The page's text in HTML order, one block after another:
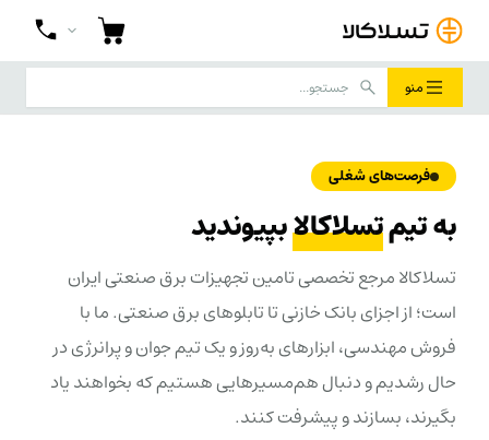
منو
فرصت‌های شغلی
به تیمتسلاکالابپیوندید
تسلاکالا مرجع تخصصی تامین تجهیزات برق صنعتی ایران
است؛ از اجزای بانک خازنی تا تابلوهای برق صنعتی. ما با
فروش مهندسی، ابزارهای به‌روز و یک تیم جوان و پرانرژی در
حال رشدیم و دنبال هم‌مسیرهایی هستیم که بخواهند یاد
بگیرند، بسازند و پیشرفت کنند.